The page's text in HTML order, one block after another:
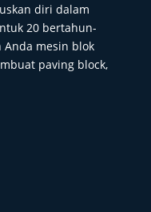
diri dalam
20 bertahun-
mesin blok
paving block,